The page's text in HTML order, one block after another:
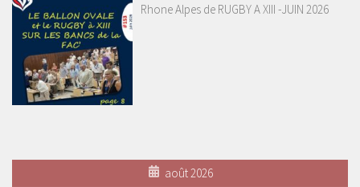
Rhone Alpes de RUGBY A XIII -JUIN 2026
août 2026